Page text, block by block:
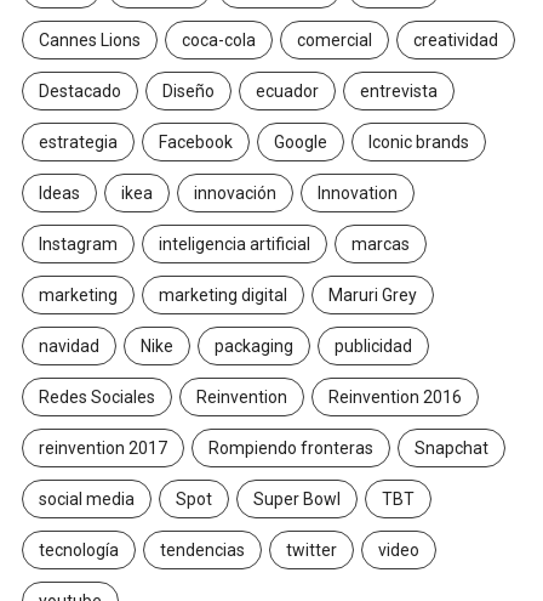
Cannes Lions coca-cola comercial creatividad
Destacado Diseño ecuador entrevista
estrategia Facebook Google Iconic brands
Ideas ikea innovación Innovation
Instagram inteligencia artificial marcas
marketing marketing digital Maruri Grey
navidad Nike packaging publicidad
Redes Sociales Reinvention Reinvention 2016
reinvention 2017 Rompiendo fronteras Snapchat
social media Spot Super Bowl TBT
tecnología tendencias twitter video